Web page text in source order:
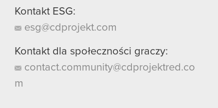
Kontakt ESG:
esg@cdprojekt.com
Kontakt dla społeczności graczy:
contact.community@cdprojektred.co
m